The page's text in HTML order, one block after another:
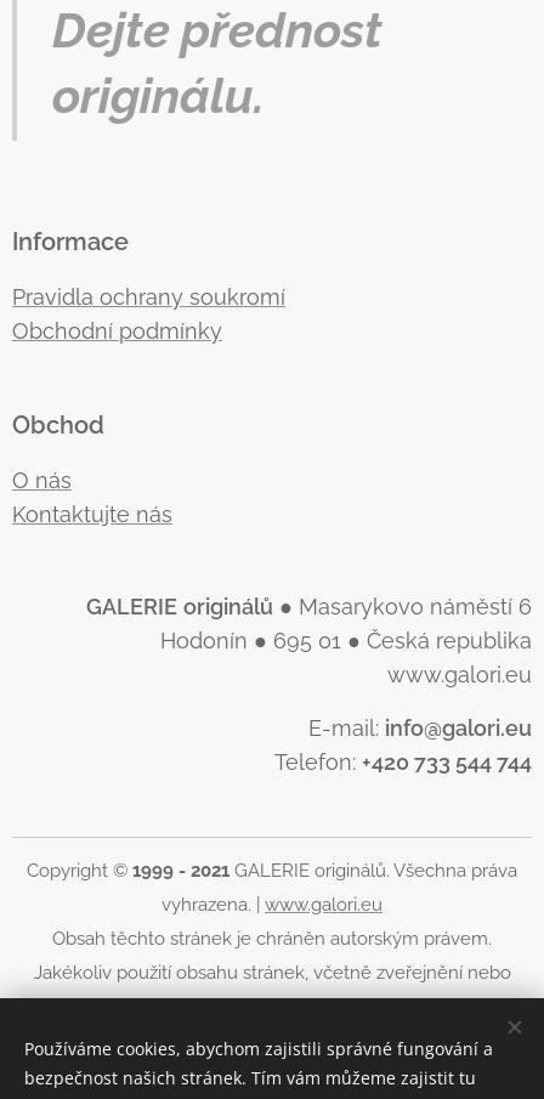
Dejte přednost
originálu.
Informace
Pravidla ochrany soukromí
Obchodní podmínky
Obchod
O nás
Kontaktujte nás
GALERIE originálů ● Masarykovo náměstí 6
Hodonín ● 695 01 ● Česká republika
www.galori.eu
E-mail: info@galori.eu
Telefon: +420 733 544 744
Copyright © 1999 - 2021 GALERIE originálů. Všechna práva
vyhrazena. | www.galori.eu
Obsah těchto stránek je chráněn autorským právem.
Jakékoliv použití obsahu stránek, včetně zveřejnění nebo
GALERIE originálů zakázáno.
Cookies
Používáme cookies, abychom zajistili správné fungování a
bezpečnost našich stránek. Tím vám můžeme zajistit tu